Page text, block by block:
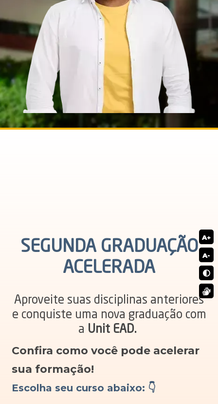
Magister
SEGUNDA GRADUAÇÃO
ACELERADA
Aproveite suas disciplinas anteriores
e conquiste uma nova graduação com
a Unit EAD.
Confira como você pode acelerar
sua formação!
Escolha seu curso abaixo: 👇
A+
A-